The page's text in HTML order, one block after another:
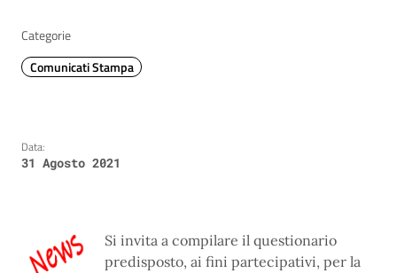
Categorie
Comunicati Stampa
Data:
31 Agosto 2021
Si invita a compilare il questionario
predisposto, ai fini partecipativi, per la